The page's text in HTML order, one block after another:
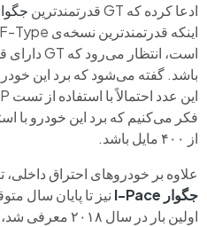
ادعا کرده که GT قدرتمندترین
از ۴۰۰ مایل باشد.
علاوه بر خودروهای احتراق داخلی،
جگوار I-Pace